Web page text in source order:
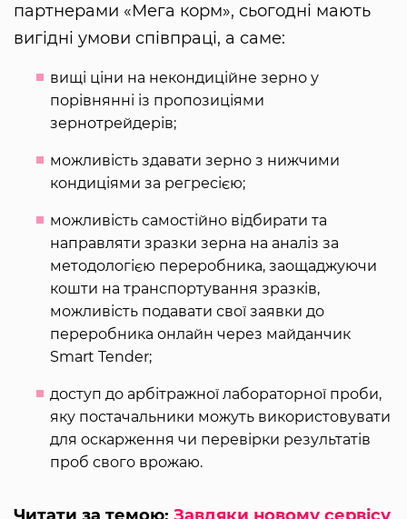
партнерами «Мега корм», сьогодні мають
вигідні умови співпраці, а саме:
вищі ціни на некондиційне зерно у
порівнянні із пропозиціями
зернотрейдерів;
можливість здавати зерно з нижчими
кондиціями за регресією;
можливість самостійно відбирати та
направляти зразки зерна на аналіз за
методологією переробника, заощаджуючи
кошти на транспортування зразків,
можливість подавати свої заявки до
переробника онлайн через майданчик
Smart Tender;
доступ до арбітражної лабораторної проби,
яку постачальники можуть використовувати
для оскарження чи перевірки результатів
проб свого врожаю.